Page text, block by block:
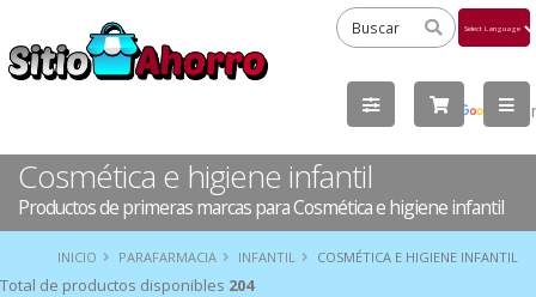
by
Cosmética e higiene infantil
Productos de primeras marcas para Cosmética e higiene infantil
INICIO PARAFARMACIA INFANTIL COSMÉTICA E HIGIENE INFANTIL
Total de productos disponibles 204